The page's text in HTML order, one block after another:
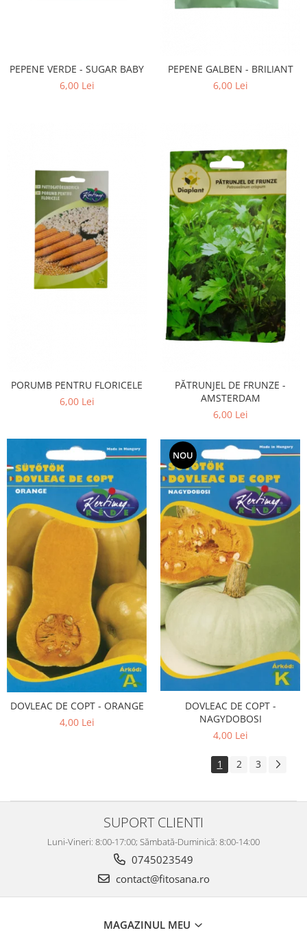
PEPENE VERDE - SUGAR BABY
6,00 Lei
PEPENE GALBEN - BRILIANT
6,00 Lei
PORUMB PENTRU FLORICELE
6,00 Lei
PĂTRUNJEL DE FRUNZE -
AMSTERDAM
6,00 Lei
DOVLEAC DE COPT - ORANGE
4,00 Lei
NOU
DOVLEAC DE COPT -
NAGYDOBOSI
4,00 Lei
1 2 3
SUPORT CLIENTI
Luni-Vineri: 8:00-17:00; Sămbată-Duminică: 8:00-14:00
0745023549
contact@fitosana.ro
MAGAZINUL MEU